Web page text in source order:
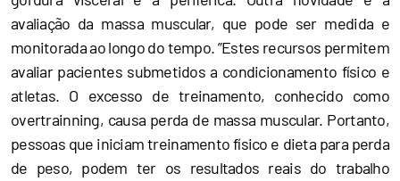
avaliação da massa muscular, que pode ser medida e
monitorada ao longo do tempo. ”Estes recursos permitem
avaliar pacientes submetidos a condicionamento físico e
atletas. O excesso de treinamento, conhecido como
overtrainning, causa perda de massa muscular. Portanto,
pessoas que iniciam treinamento físico e dieta para perda
de peso, podem ter os resultados reais do trabalho